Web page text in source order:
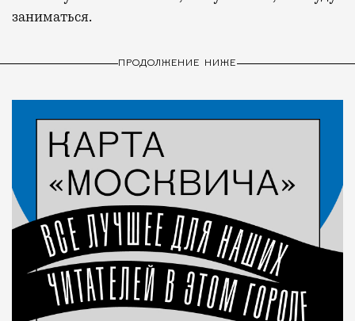
заниматься.
ПРОДОЛЖЕНИЕ НИЖЕ